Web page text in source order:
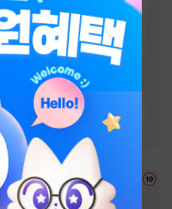
#재벌물
이능력
# 천재 #스포츠물
빙의물
#먼치킨 #전쟁물 #생존물
게임시스템
회귀물
차원이동물 #비장함
전문직 #성장물 #
#경영/기업